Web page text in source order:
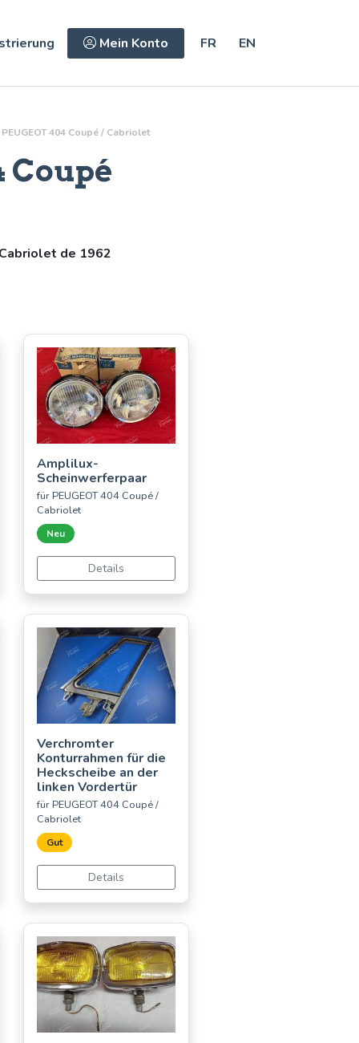
Mein Konto FR EN
404 Coupé / Cabriolet
Coupé
de 1962
Amplilux-
Scheinwerferpaar
für PEUGEOT 404 Coupé /
Cabriolet
Neu
Details
Verchromter
Konturrahmen für die
Heckscheibe an der
linken Vordertür
für PEUGEOT 404 Coupé /
Cabriolet
Gut
Details